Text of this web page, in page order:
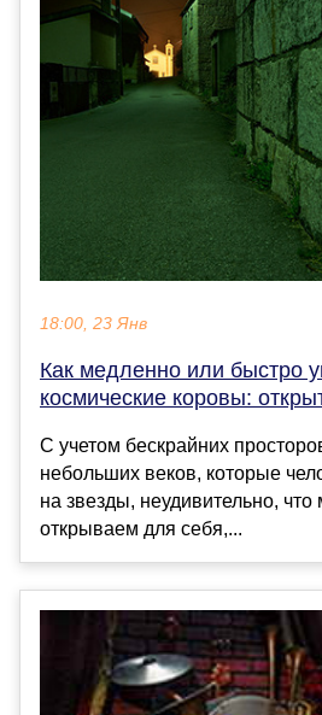
18:00, 23 Янв
Как медленно или быстро
космические коровы:
С учетом бескрайних
небольших веков, которые
на звезды, неудивительно,
открываем для себя,...